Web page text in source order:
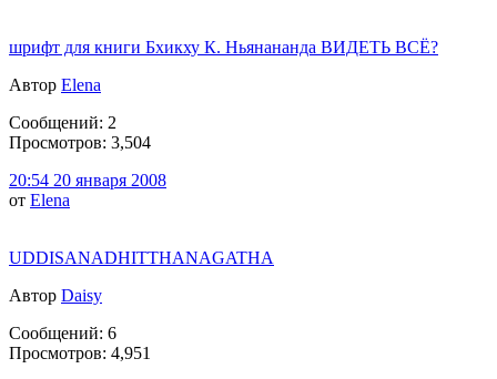
шрифт для книги Бхикху К. Ньянананда ВИДЕТЬ ВСЁ?
Автор Elena
Сообщений: 2
Просмотров: 3,504
20:54 20 января 2008
от Elena
UDDISANADHITTHANAGATHA
Автор Daisy
Сообщений: 6
Просмотров: 4,951